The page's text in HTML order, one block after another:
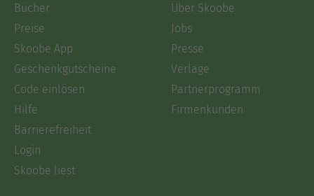
Bücher
Preise
Skoobe App
Geschenkgutscheine
Code einlösen
Hilfe
Barrierefreiheit
Login
Skoobe liest
Über Skoobe
Jobs
Presse
Verlage
Partnerprogramm
Firmenkunden